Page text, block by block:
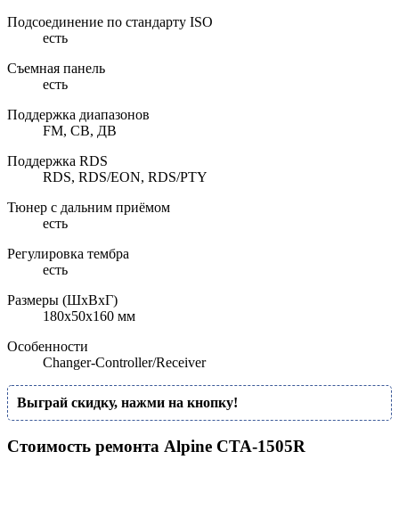
Подсоединение по стандарту ISO
есть
Съемная панель
есть
Поддержка диапазонов
FM, СВ, ДВ
Поддержка RDS
RDS, RDS/EON, RDS/PTY
Тюнер с дальним приёмом
есть
Регулировка тембра
есть
Размеры (ШхВхГ)
180x50x160 мм
Особенности
Changer-Controller/Receiver
Выграй скидку, нажми на кнопку!
Стоимость ремонта Alpine CTA-1505R